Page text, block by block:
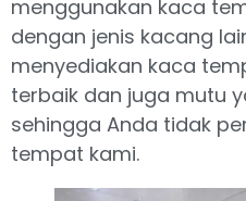
menggunakan kaca
dengan jenis kacang
menyediakan kaca
terbaik dan juga mutu
sehingga Anda tidak
tempat kami.